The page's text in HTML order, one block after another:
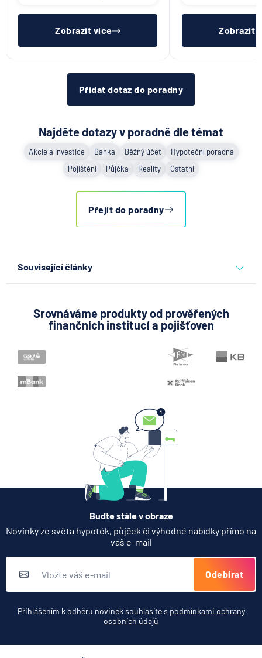
Zobrazit více Zobrazit
Přidat dotaz do poradny
Najděte dotazy v poradně dle témat
Akcie a investice Banka Běžný účet
Hypoteční poradna
Pojištění
Půjčka Reality Ostatní
Přejít do poradny
Související články
přímo v Partners App
6.8.2026 Daně
Když rozhoduje stres: nové
triky bankovních podvodníků
Partners Banka spouští
termínovaný vklad 4,33 %
p.a. na 6 měsíců
5.8.2026
Jak dnes vykládat výsledky
zátěžových testů ČNB
Zobrazit všechny články
Srovnáváme produkty od prověřených
finančních institucí a pojišťoven
Buďte stále v obraze
Novinky ze světa hypoték, půjček či výhodné nabídky přímo na
váš e-mail
Odebírat
Přihlášením k odběru novinek souhlasíte s podmínkami ochrany
osobních údajů